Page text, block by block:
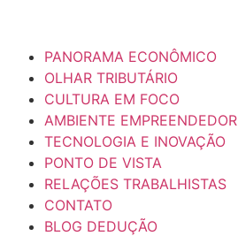
PANORAMA ECONÔMICO
OLHAR TRIBUTÁRIO
CULTURA EM FOCO
AMBIENTE EMPREENDEDOR
TECNOLOGIA E INOVAÇÃO
PONTO DE VISTA
RELAÇÕES TRABALHISTAS
CONTATO
BLOG DEDUÇÃO